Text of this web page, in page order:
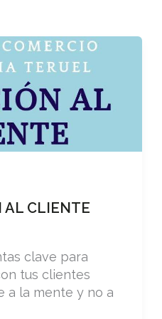
AL CLIENTE
clave para
tus clientes
a la mente y no a